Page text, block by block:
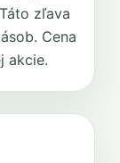
zľava
Cena
akcie.